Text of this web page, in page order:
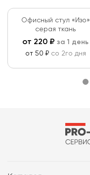
Офисный стул «Изо»
серая ткань
от 220 ₽ за 1 день
от 50 ₽ со 2го дня